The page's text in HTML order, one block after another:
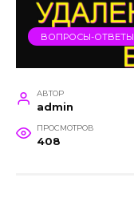
ВОПРОСЫ-ОТВЕТЫ
АВТОР
admin
ПРОСМОТРОВ
408